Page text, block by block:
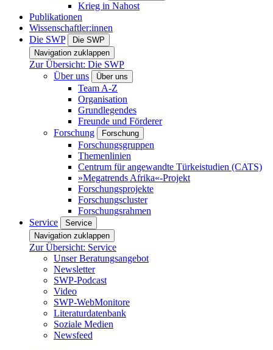
Krieg in Nahost
Publikationen
Wissenschaftler:innen
Die SWP
Die SWP
Navigation zuklappen
Zur Übersicht: Die SWP
Über uns
Über uns
Team A-Z
Organisation
Grundlegendes
Freunde und Förderer
Forschung
Forschung
Forschungsgruppen
Themenlinien
Centrum für angewandte Türkeistudien (CATS)
»Megatrends Afrika«-Projekt
Forschungsprojekte
Forschungscluster
Forschungsrahmen
Service
Service
Navigation zuklappen
Zur Übersicht: Service
Unser Beratungsangebot
Newsletter
SWP-Podcast
Video
SWP-WebMonitore
Literaturdatenbank
Soziale Medien
Newsfeed